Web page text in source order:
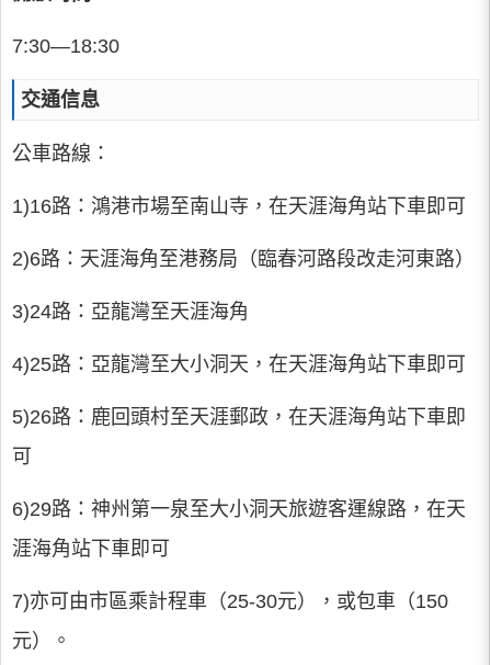
7:30—18:30
交通信息
公車路線：
1)16路：鴻港市場至南山寺，在天涯海角站下車即可
2)6路：天涯海角至港務局（臨春河路段改走河東路）
3)24路：亞龍灣至天涯海角
4)25路：亞龍灣至大小洞天，在天涯海角站下車即可
5)26路：鹿回頭村至天涯郵政，在天涯海角站下車即
可
6)29路：神州第一泉至大小洞天旅遊客運線路，在天
涯海角站下車即可
7)亦可由市區乘計程車（25-30元），或包車（150
元）。